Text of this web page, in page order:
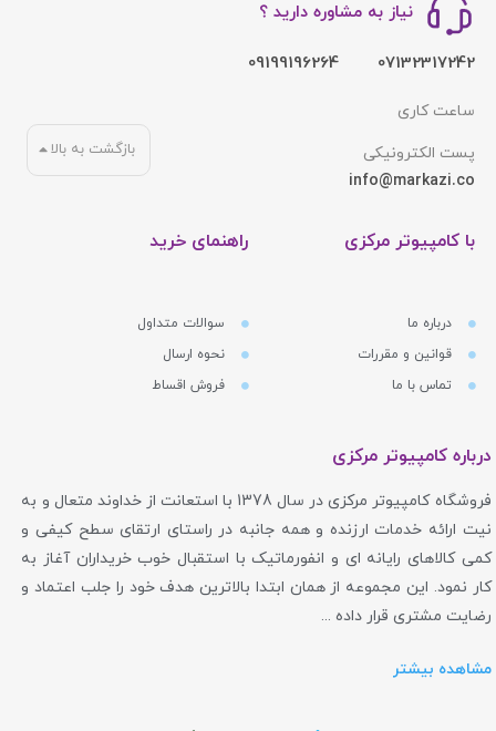
نیاز به مشاوره دارید ؟
07132317242
09199196264
ساعت کاری
پست الکترونیکی
info@markazi.co
با کامپیوتر مرکزی
درباره ما
قوانین و مقررات
تماس با ما
راهنمای خرید
سوالات متداول
نحوه ارسال
فروش اقساط
بازگشت به بالا
درباره کامپیوتر مرکزی
فروشگاه کامپیوتر مرکزی در سال 1378 با استعانت از خداوند متعال و به
نیت ارائه خدمات ارزنده و همه جانبه در راستای ارتقای سطح کیفی و
کمی کالاهای رایانه ای و انفورماتیک با استقبال خوب خریداران آغاز به
کار نمود. این مجموعه از همان ابتدا بالاترین هدف خود را جلب اعتماد و
رضایت مشتری قرار داده ...
مشاهده بیشتر